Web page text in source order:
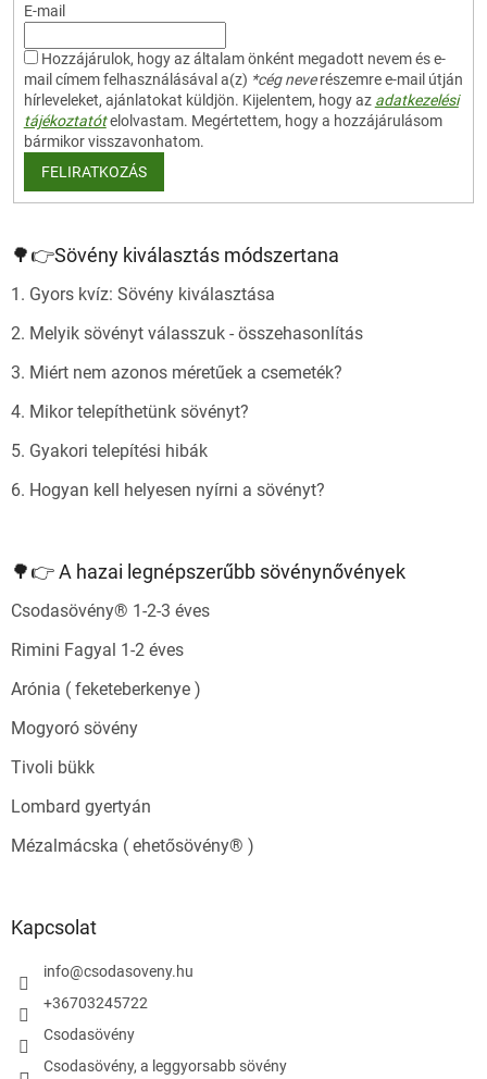
E-mail
Hozzájárulok, hogy az általam önként megadott nevem és e-
mail címem felhasználásával a(z) *cég neverészemre e-mail útján
hírleveleket, ajánlatokat küldjön. Kijelentem, hogy az adatkezelési
tájékoztatót elolvastam. Megértettem, hogy a hozzájárulásom
bármikor visszavonhatom.
FELIRATKOZÁS
🌳👉Sövény kiválasztás módszertana
1. Gyors kvíz: Sövény kiválasztása
2. Melyik sövényt válasszuk - összehasonlítás
3. Miért nem azonos méretűek a csemeték?
4. Mikor telepíthetünk sövényt?
5. Gyakori telepítési hibák
6. Hogyan kell helyesen nyírni a sövényt?
🌳👉 A hazai legnépszerűbb sövénynővények
Csodasövény® 1-2-3 éves
Rimini Fagyal 1-2 éves
Arónia ( feketeberkenye )
Mogyoró sövény
Tivoli bükk
Lombard gyertyán
Mézalmácska ( ehetősövény® )
Kapcsolat
info@csodasoveny.hu
+36703245722
Csodasövény
Csodasövény, a leggyorsabb sövény